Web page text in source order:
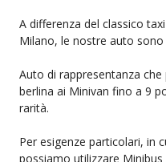
A differenza del classico
Milano, le nostre auto
Auto di rappresentanza
berlina ai Minivan fino a 9
rarità.
Per esigenze particolari, in
possiamo utilizzare